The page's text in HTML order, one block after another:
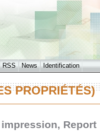
RSS News Identification
Report